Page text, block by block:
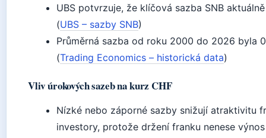
UBS potvrzuje, že klíčová sazba SNB
(UBS – sazby SNB)
Průměrná sazba od roku 2000 do 2026 byla
(Trading Economics – historická data)
Vliv úrokových sazeb na kurz CHF
Nízké nebo záporné sazby snižují atraktivitu
investory, protože držení franku nenese výnos